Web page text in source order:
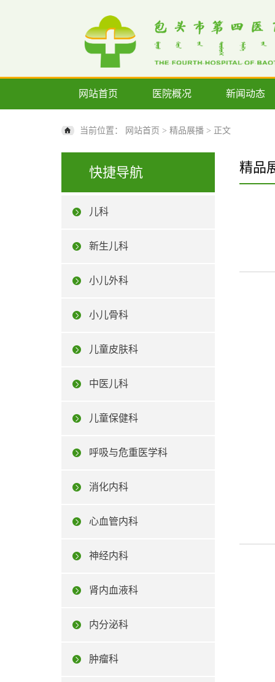
网站首页 医院概况 新闻动态
当前位置： 网站首页 > 精品展播 > 正文
快捷导航
儿科
新生儿科
小儿外科
小儿骨科
儿童皮肤科
中医儿科
儿童保健科
呼吸与危重医学科
消化内科
心血管内科
神经内科
肾内血液科
内分泌科
肿瘤科
精品